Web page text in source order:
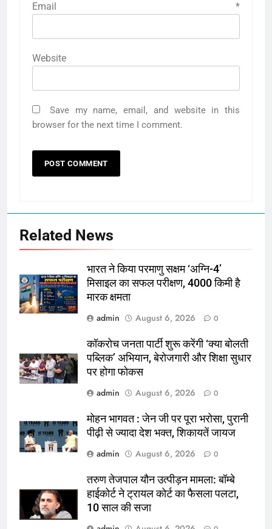
Email *
Website
Save my name, email, and website in this
browser for the next time I comment.
Related News
भारत ने किया परमाणु सक्षम ‘अग्नि-4’
मिसाइल का सफल परीक्षण, 4000 किमी है
मारक क्षमता
admin
August 6, 2026 0
कॉकरोच जनता पार्टी शुरू करेंगी ‘क्या बोलती
पब्लिक’ अभियान, बेरोजगारी और शिक्षा सुधार
पर होगा फोकस
admin
August 6, 2026 0
मोहन भागवत : जेन जी पर पूरा भरोसा, पुरानी
पीढ़ी से ज्यादा देश भक्त, शिकायतें जायज
admin
August 6, 2026 0
तरुण तेजपाल यौन उत्पीड़न मामला: बॉम्बे
हाईकोर्ट ने ट्रायल कोर्ट का फैसला पलटा,
10 साल की सजा